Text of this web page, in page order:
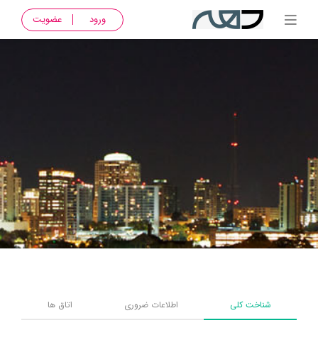
ورود عضویت
شناخت کلی اطلاعات ضروری اتاق ها